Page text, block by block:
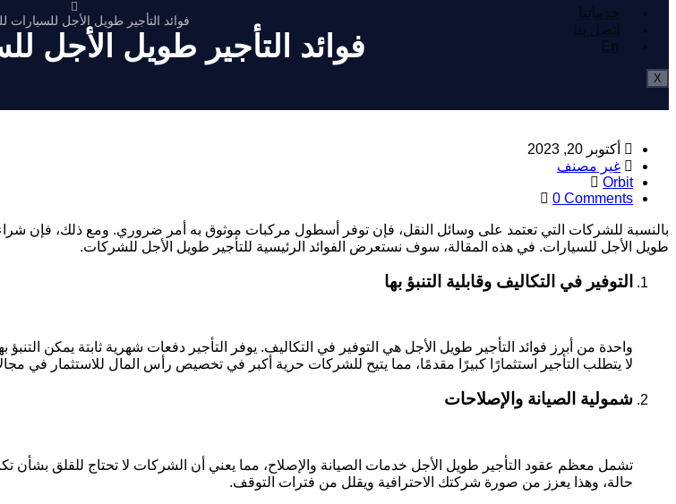
X
فوائد التأجير طويل الأجل للسيارات
فوائد التأجير طويل الأجل
أكتوبر 20, 2023
غير مصنف
Orbit
0 Comments
بالنسبة للشركات التي تعتمد على وسائل النقل، فإن توفر أسطول مركبات موثوق به أمر ضروري. ومع ذلك، فإن
طويل الأجل للسيارات. في هذه المقالة، سوف نستعرض الفوائد الرئيسية للتأجير طويل الأجل للشركات.
التوفير في التكاليف وقابلية التنبؤ بها
واحدة من أبرز فوائد التأجير طويل الأجل هي التوفير في التكاليف. يوفر التأجير دفعات شهرية ثابتة يمكن
لا يتطلب التأجير استثمارًا كبيرًا مقدمًا، مما يتيح للشركات حرية أكبر في تخصيص رأس المال للاستثمار في
شمولية الصيانة والإصلاحات
تشمل معظم عقود التأجير طويل الأجل خدمات الصيانة والإصلاح، مما يعني أن الشركات لا تحتاج للقلق بشأن
حالة، وهذا يعزز من صورة شركتك الاحترافية ويقلل من فترات التوقف.